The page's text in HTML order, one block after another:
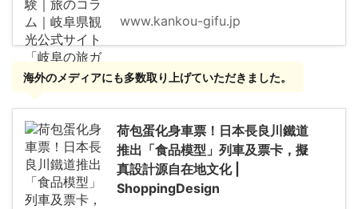
www.kankou-gifu.jp
海外のメディアにも多数取り上げていただきました。
荷包蛋化身車票！日本長良川鐵道
推出「食品模型」列車及票卡，擬
真設計源自在地文化 |
ShoppingDesign